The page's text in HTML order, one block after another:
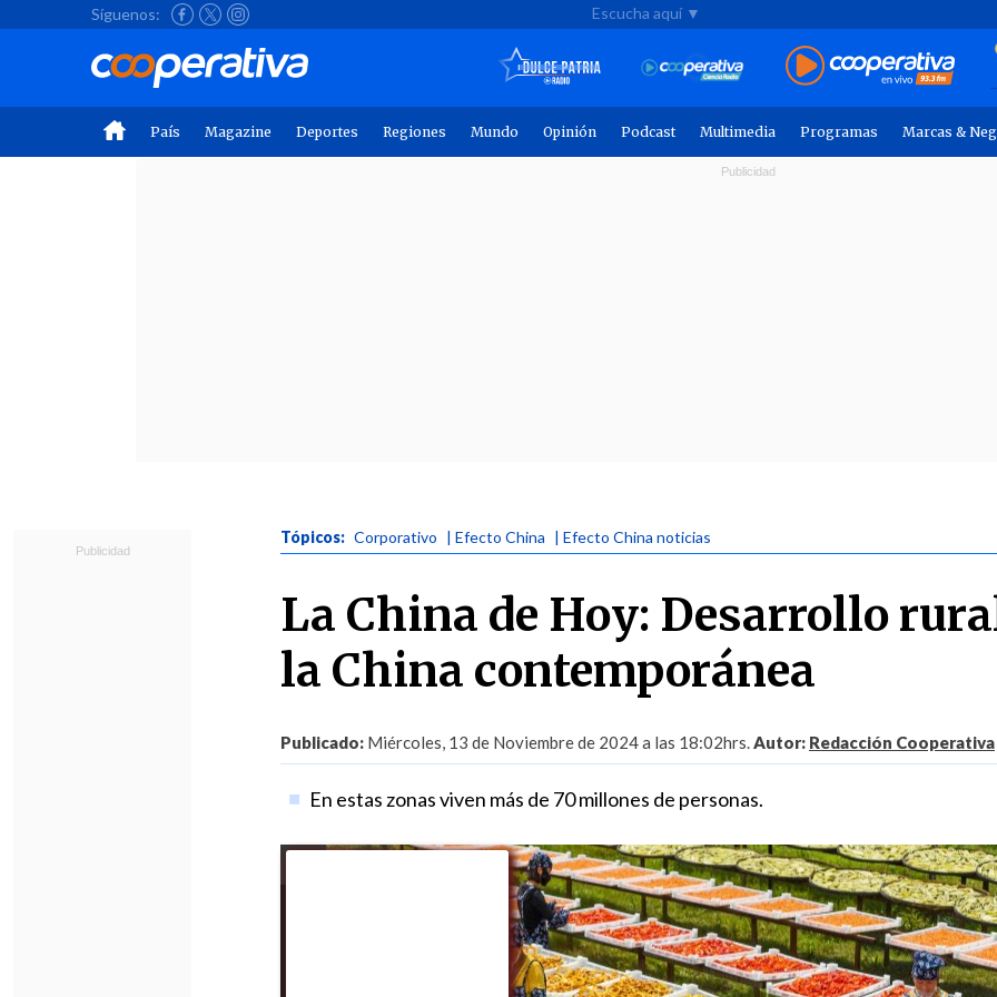
Síguenos: Escucha aquí ▼
País Magazine Deportes Regiones Mundo Opinión Podcast Multimedia Programas Marcas &
Tópicos: Corporativo | Efecto China | Efecto China noticias
La China de Hoy: Desarrollo
la China contemporánea
Publicado: Miércoles, 13 de Noviembre de 2024 a las 18:02hrs.Autor: Redacción Cooperativa
En estas zonas viven más de 70 millones de personas.